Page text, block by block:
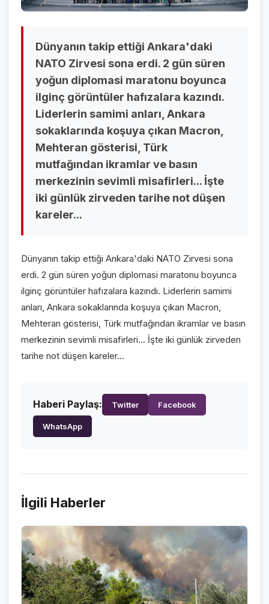
FOTO GALERİ
VİDEO GALERİ
FOTO GALERİ
KURUMSAL
HAKKIMIZDA
İLETİŞİM
Dünyanın takip ettiği Ankara'daki
NATO Zirvesi sona erdi. 2 gün süren
yoğun diplomasi maratonu boyunca
ilginç görüntüler hafızalara kazındı.
Liderlerin samimi anları, Ankara
sokaklarında koşuya çıkan Macron,
Mehteran gösterisi, Türk
mutfağından ikramlar ve basın
merkezinin sevimli misafirleri... İşte
iki günlük zirveden tarihe not düşen
kareler...
Dünyanın takip ettiği Ankara'daki NATO Zirvesi sona
erdi. 2 gün süren yoğun diplomasi maratonu boyunca
ilginç görüntüler hafızalara kazındı. Liderlerin samimi
anları, Ankara sokaklarında koşuya çıkan Macron,
Mehteran gösterisi, Türk mutfağından ikramlar ve basın
merkezinin sevimli misafirleri... İşte iki günlük zirveden
tarihe not düşen kareler...
Haberi Paylaş: Twitter Facebook
WhatsApp
İlgili Haberler